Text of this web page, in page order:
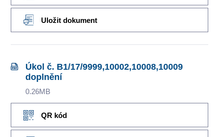
Uložit dokument
Úkol č. B1/17/9999,10002,10008,10009
doplnění
0.26MB
QR kód